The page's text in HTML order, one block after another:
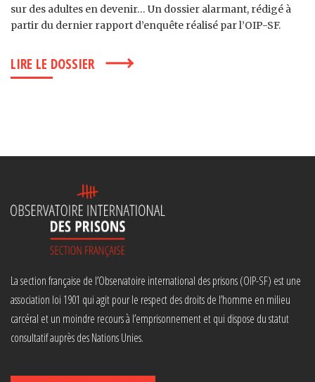
sur des adultes en devenir… Un dossier alarmant, rédigé à
partir du dernier rapport d’enquête réalisé par l’OIP-SF.
LIRE LE DOSSIER
La section française de l’Observatoire international des prisons (OIP-SF) est une
association loi 1901 qui agit pour le respect des droits de l’homme en milieu
carcéral et un moindre recours à l’emprisonnement et qui dispose du statut
consultatif auprès des Nations Unies.